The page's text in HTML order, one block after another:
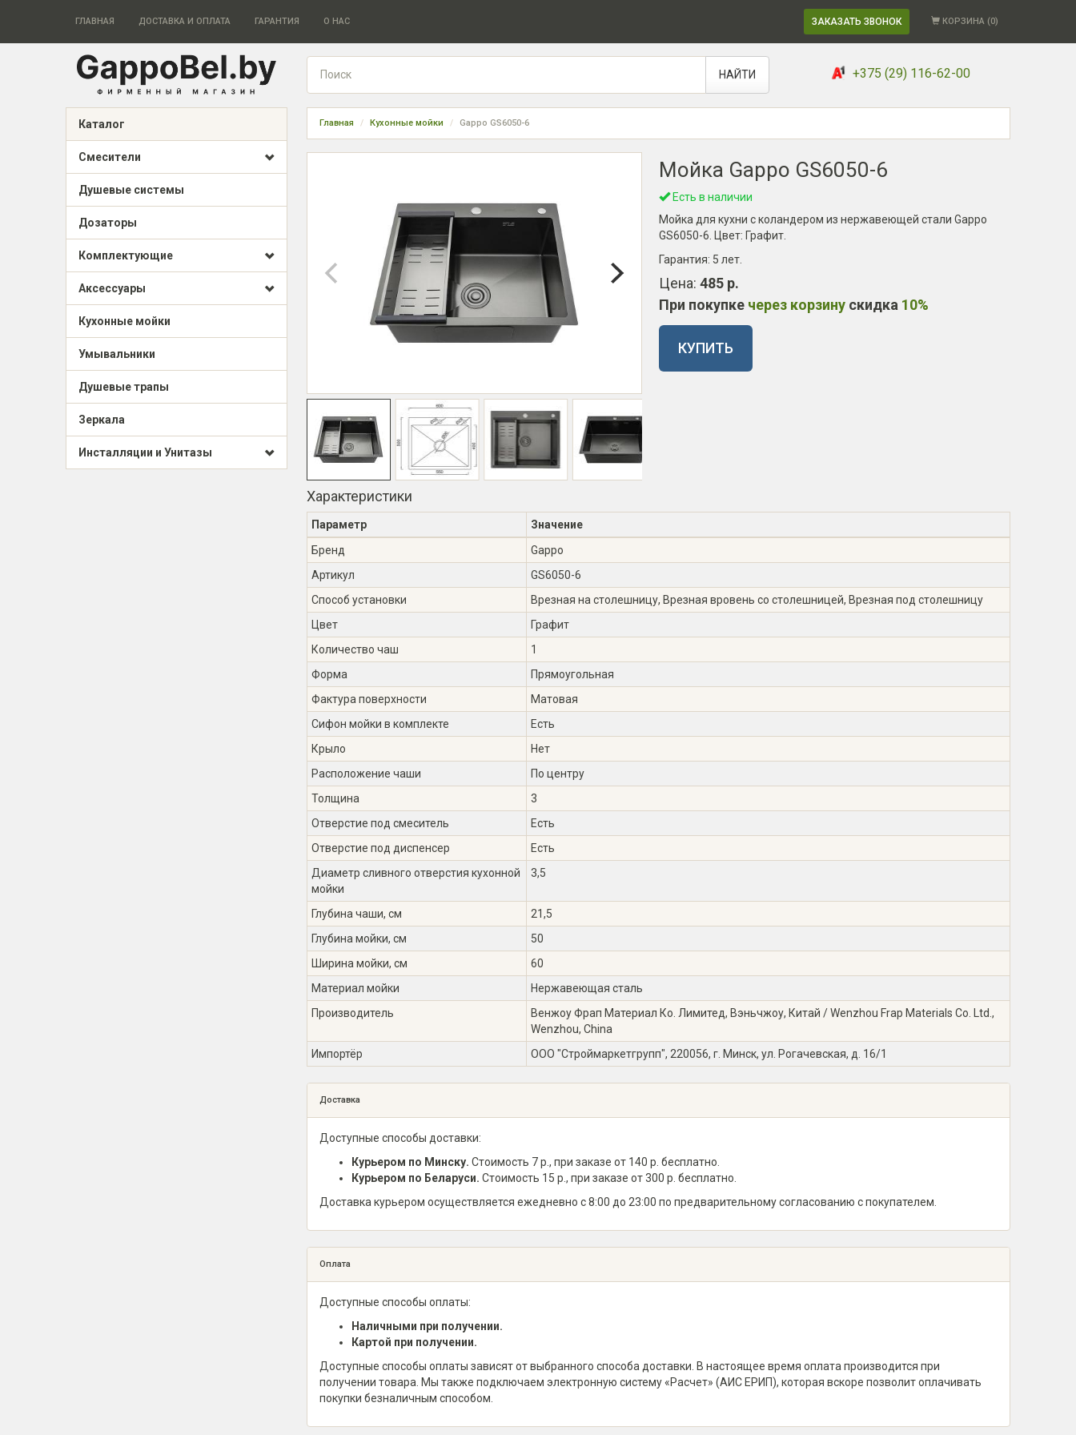
ГЛАВНАЯ ДОСТАВКА И ОПЛАТА ГАРАНТИЯ О НАС ЗАКАЗАТЬ ЗВОНОК КОРЗИНА (0)
НАЙТИ +375 (29) 116-62-00
Каталог
Смесители
Душевые системы
Дозаторы
Комплектующие
Аксессуары
Кухонные мойки
Умывальники
Душевые трапы
Зеркала
Инсталляции и Унитазы
Главная Кухонные мойки Gappo GS6050-6
Мойка Gappo GS6050-6
Есть в наличии
Мойка для кухни с коландером из нержавеющей стали Gappo
GS6050-6. Цвет: Графит.
Гарантия: 5 лет.
Цена: 485 р.
При покупке через корзинускидка 10%
КУПИТЬ
Характеристики
Параметр
Значение
Бренд
Gappo
Артикул
GS6050-6
Способ установки
Врезная на столешницу, Врезная вровень со столешницей, Врезная под столешницу
Цвет
Графит
Количество чаш
1
Форма
Прямоугольная
Фактура поверхности
Матовая
Сифон мойки в комплекте
Есть
Крыло
Нет
Расположение чаши
По центру
Толщина
3
Отверстие под смеситель
Есть
Отверстие под диспенсер
Есть
Диаметр сливного отверстия кухонной
мойки
3,5
Глубина чаши, см
21,5
Глубина мойки, см
50
Ширина мойки, см
60
Материал мойки
Нержавеющая сталь
Производитель
Венжоу Фрап Материал Ко. Лимитед, Вэньчжоу, Китай / Wenzhou Frap Materials Co. Ltd.,
Wenzhou, China
Импортёр
ООО "Строймаркетгрупп", 220056, г. Минск, ул. Рогачевская, д. 16/1
Доставка
Доступные способы доставки:
Курьером по Минску. Стоимость 7 р., при заказе от 140 р. бесплатно.
Курьером по Беларуси. Стоимость 15 р., при заказе от 300 р. бесплатно.
Доставка курьером осуществляется ежедневно с 8:00 до 23:00 по предварительному согласованию с покупателем.
Оплата
Доступные способы оплаты:
Наличными при получении.
Картой при получении.
Доступные способы оплаты зависят от выбранного способа доставки. В настоящее время оплата производится при
получении товара. Мы также подключаем электронную систему «Расчет» (АИС ЕРИП), которая вскоре позволит оплачивать
покупки безналичным способом.